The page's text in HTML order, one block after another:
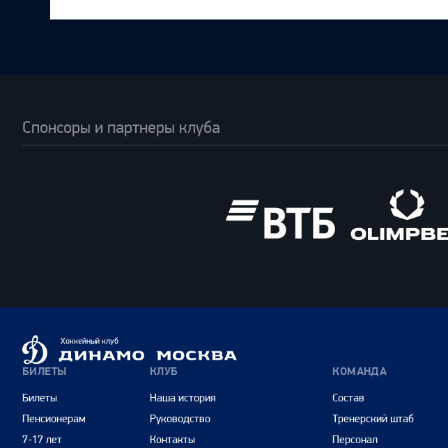
Спонсоры и партнеры клуба
Динамо
Москва
Хоккейный клуб
БИЛЕТЫ
Билеты
Пенсионерам
7-17 лет
КЛУБ
Наша история
Руководство
Контакты
КОМАНДА
Состав
Тренерский штаб
Персонал